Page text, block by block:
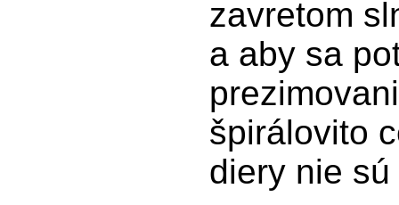
zavretom
a aby sa
špirálovito
diery nie